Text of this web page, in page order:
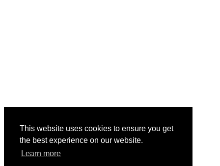
This website uses cookies to ensure you get
the best experience on our website.
Learn more